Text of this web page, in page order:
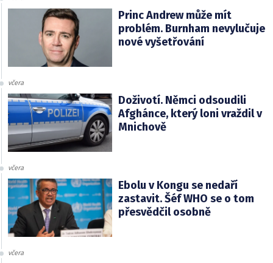
Princ Andrew může mít
problém. Burnham nevylučuje
nové vyšetřování
včera
Doživotí. Němci odsoudili
Afghánce, který loni vraždil v
Mnichově
včera
Ebolu v Kongu se nedaří
zastavit. Šéf WHO se o tom
přesvědčil osobně
včera